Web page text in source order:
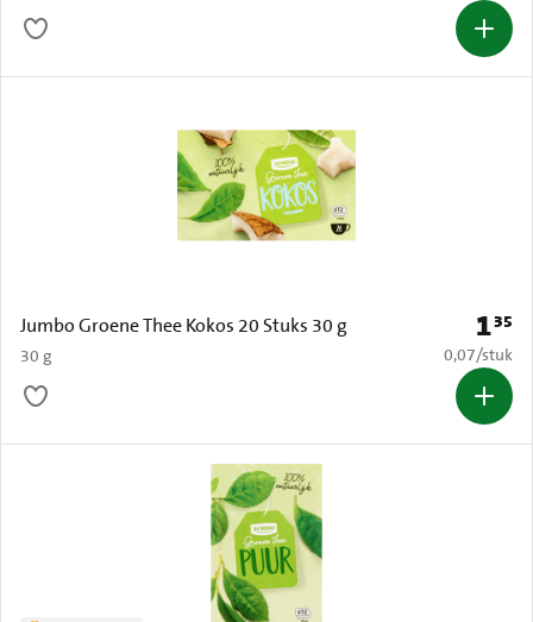
Jumbo Groene Thee Kokos 20 Stuks 30 g
30 g
Prijs:
135
€ 0,07 per
0,07/stuk